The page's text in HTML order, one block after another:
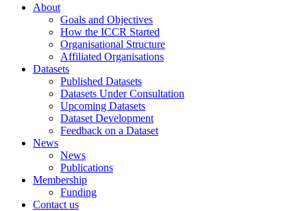
About
Goals and Objectives
How the ICCR Started
Organisational Structure
Affiliated Organisations
Datasets
Published Datasets
Datasets Under Consultation
Upcoming Datasets
Dataset Development
Feedback on a Dataset
News
News
Publications
Membership
Funding
Contact us